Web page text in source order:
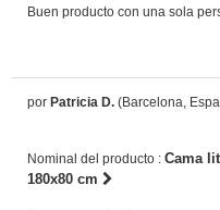
Buen producto con una sola
por Patricia D. (Barcelona,
Nominal del producto : Cama
180x80 cm